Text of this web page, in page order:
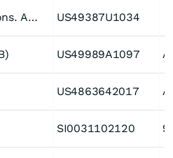
Kikkoman (Unspons. ADR) US49387U1034
US49989A1097
US4863642017
SI0031102120